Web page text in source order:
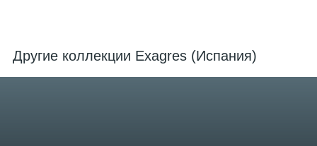
Другие коллекции Exagres (Испания)